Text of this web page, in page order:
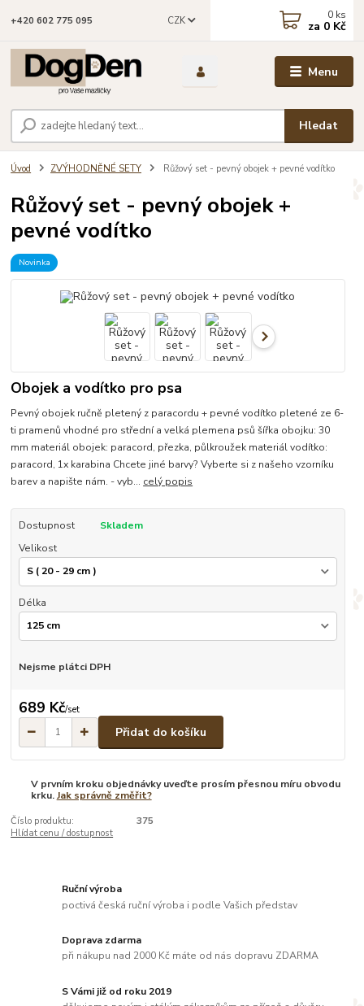
Menu
CZK
Hledat
+420 602 775 095 0 ks
za 0 Kč
Úvod ZVÝHODNĚNÉ SETY Růžový set - pevný obojek + pevné vodítko
Růžový set - pevný obojek +
pevné vodítko
Novinka
Obojek a vodítko pro psa
Pevný obojek ručně pletený z paracordu + pevné vodítko pletené ze 6-
ti pramenů vhodné pro střední a velká plemena psů šířka obojku: 30
mm materiál obojek: paracord, přezka, půlkroužek materiál vodítko:
paracord, 1x karabina Chcete jiné barvy? Vyberte si z našeho vzorníku
barev a napište nám. - vyb... celý popis
Dostupnost
Skladem
Velikost
Délka
Nejsme plátci DPH
689 Kč/set
Přidat do košíku
V prvním kroku objednávky uveďte prosím přesnou míru obvodu
krku.Jak správně změřit?
Číslo produktu:
375
Hlídat cenu / dostupnost
Ruční výroba
poctivá česká ruční výroba i podle Vašich představ
Doprava zdarma
při nákupu nad 2000 Kč máte od nás dopravu ZDARMA
S Vámi již od roku 2019